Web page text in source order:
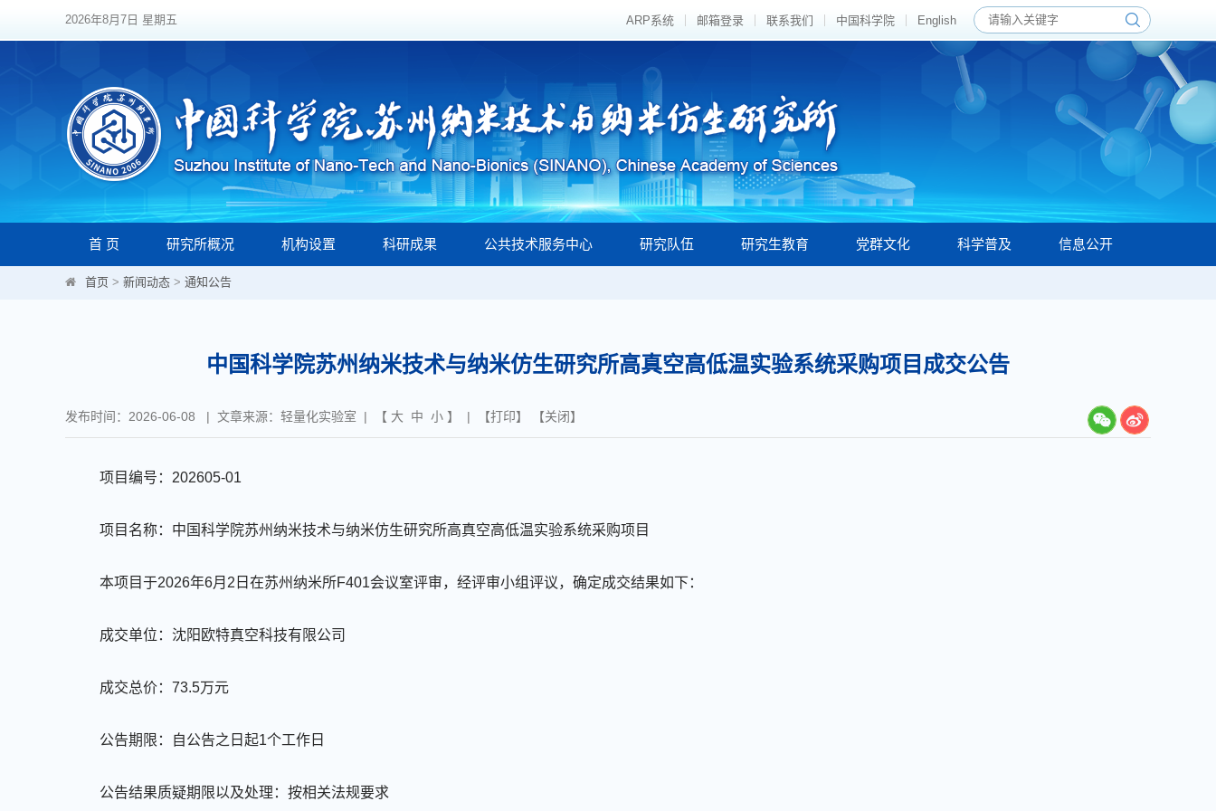
2026年8月7日 星期五 ARP系统 邮箱登录 联系我们 中国科学院 English
首 页 研究所概况 机构设置 科研成果 公共技术服务中心 研究队伍 研究生教育 党群文化 科学普及 信息公开
首页 > 新闻动态 > 通知公告
中国科学院苏州纳米技术与纳米仿生研究所高真空高低温实验系统采购项目成交公告
发布时间：2026-06-08 | 文章来源：轻量化实验室 | 【 大 中 小 】 | 【打印】 【关闭】
项目编号： 202605-01
项目名称：中国科学院苏州纳米技术与纳米仿生研究所高真空高低温实验系统采购项目
本项目于2026年6月 2 日在苏州纳米所F401会议室评审，经评审小组评议，确定成交结果如下：
成交单位： 沈阳欧特真空科技有限公司
成交总价： 73.5万元
公告期限：自公告之日起1个工作日
公告结果质疑期限以及处理：按相关法规要求